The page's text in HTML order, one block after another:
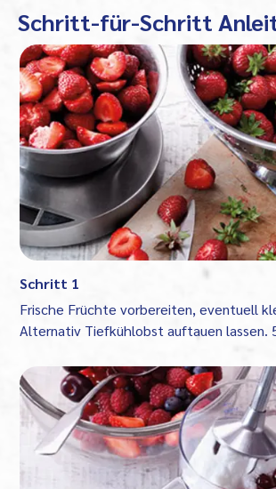
Schritt-für-Schritt
Schritt 1
Frische Früchte vorbereiten, eventuell
Alternativ Tiefkühlobst auftauen lassen.